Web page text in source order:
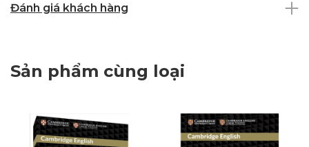
Đánh giá khách hàng
Sản phẩm cùng loại